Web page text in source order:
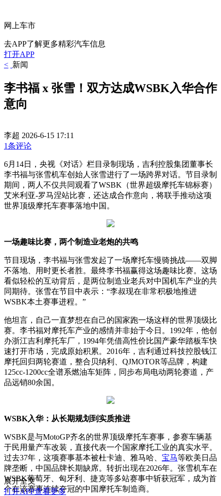
网上车市
去APP了解更多精彩汽车信息
打开APP
< 新闻
李书福 x 张雪！双方达成WSBK入华合作
意向
李超 2026-6-15 17:11
1条评论
6月14日，央视《对话》栏目录制现场，吉利控股集团董事长
李书福与张雪机车创始人张雪进行了一场跨界对话。节目录制
期间，两人不仅共同观看了WSBK（世界超级摩托车锦标赛）
艾米利亚-罗马涅站比赛，还达成合作意向，将联手推动这项
世界顶级摩托车赛事落地中国。
一场趣味比赛，两个制造业老炮的共鸣
节目现场，李书福与张雪发起了一场摩托车慢骑挑战——双脚
不落地、用时更长者胜。最终李书福赢得这场趣味比赛。这场
看似轻松的互动背后，是两位制造业老兵对中国机车产业的共
同期待。张雪在节目中表示：“李叔现在非常积极地推进
WSBK本土赛事进程。”
他坦言，自己一直梦想在自己的国家跑一场这样的世界顶级比
赛。李书福对摩托车产业的感情并非始于今日。1992年，他创
办浙江吉利摩托车厂，1994年凭借高性价比国产豪华踏板车快
速打开市场，完成原始积累。2016年，吉利通过科技控股钱江
摩托回归两轮赛道，整合贝纳利、QJMOTOR等品牌，构建
125cc-1200cc全谱系燃油车矩阵，同步布局电动两轮赛道，产
品远销80余国。
WSBK入华：从长期规划到实质推进
WSBK是与MotoGP齐名的世界顶级摩托车赛事，参赛车辆基
于民用量产车改装，直接代表一个国家摩托工业的真实水平。
过去37年，这项赛事基本被杜卡迪、雅马哈、 宝马等欧美日品
牌垄断，中国品牌长期缺席。转折出现在2026年。张雪机车在
WSBK葡萄牙、匈牙利、捷克等多站赛事中斩获冠军，成为首
个在该赛事连续夺冠的中国摩托车制造商。
展开全文
打开APP查看更多